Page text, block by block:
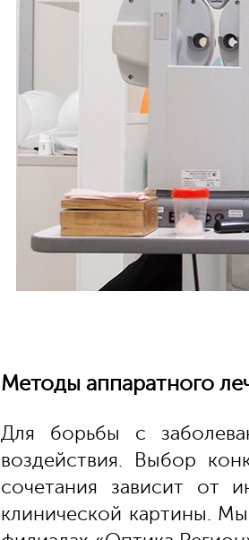
Методы аппаратного
Для борьбы с
воздействия. Выбор
сочетания зависит от
клинической картины.